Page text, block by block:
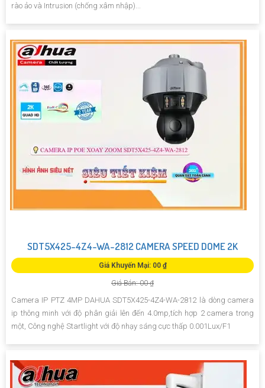
rào ảo và Intrusion (chống xâm nhập)...
SDT5X425-4Z4-WA-2812 CAMERA SPEED DOME 2K
Giá Khuyến Mại: 00 ₫
Giá Bán: 00 ₫
Camera IP PTZ 4MP DAHUA SDT5X425-4Z4-WA-2812 là dòng camera
ip thông minh với độ phân giải lên đến 4.0mp,tích hợp 2 camera trong
một, Công nghệ Startlight với độ nhạy sáng cực thấp 0.001Lux/F1